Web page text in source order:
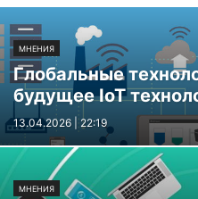
ТЕЛЕКОММУНИКАЦИИ
ЦИФРЫ
МНЕНИЯ
Глобальные
будущее IoT
13.04.2026 | 22:19
МНЕНИЯ